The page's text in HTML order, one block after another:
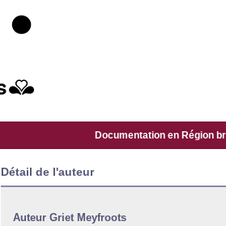
Documentation en Région
Détail de l'auteur
Auteur Griet Meyfroots